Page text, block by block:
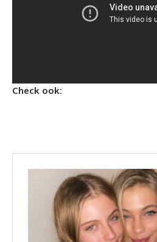
Check ook: